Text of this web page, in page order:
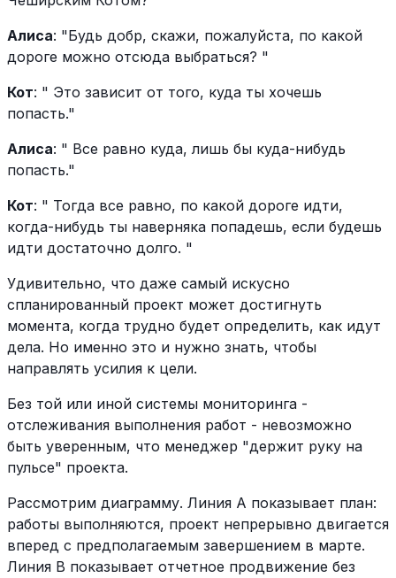
Алиса: "Будь добр, скажи, пожалуйста, по какой
дороге можно отсюда выбраться? "
Кот: " Это зависит от того, куда ты хочешь
попасть."
Алиса: " Все равно куда, лишь бы куда-нибудь
попасть."
Кот: " Тогда все равно, по какой дороге идти,
когда-нибудь ты наверняка попадешь, если будешь
идти достаточно долго. "
Удивительно, что даже самый искусно
спланированный проект может достигнуть
момента, когда трудно будет определить, как идут
дела. Но именно это и нужно знать, чтобы
направлять усилия к цели.
Без той или иной системы мониторинга -
отслеживания выполнения работ - невозможно
быть уверенным, что менеджер "держит руку на
пульсе" проекта.
Рассмотрим диаграмму. Линия А показывает план:
работы выполняются, проект непрерывно двигается
вперед с предполагаемым завершением в марте.
Линия B показывает отчетное продвижение без